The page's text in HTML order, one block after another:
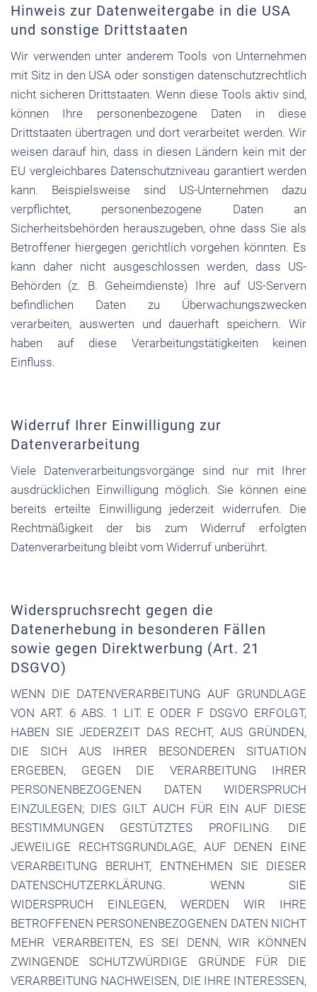
Hinweis zur Datenweitergabe in die USA
und sonstige Drittstaaten
Wir verwenden unter anderem Tools von Unternehmen
mit Sitz in den USA oder sonstigen datenschutzrechtlich
nicht sicheren Drittstaaten. Wenn diese Tools aktiv sind,
können Ihre personenbezogene Daten in diese
Drittstaaten übertragen und dort verarbeitet werden. Wir
weisen darauf hin, dass in diesen Ländern kein mit der
EU vergleichbares Datenschutzniveau garantiert werden
kann. Beispielsweise sind US-Unternehmen dazu
verpflichtet, personenbezogene Daten an
Sicherheitsbehörden herauszugeben, ohne dass Sie als
Betroffener hiergegen gerichtlich vorgehen könnten. Es
kann daher nicht ausgeschlossen werden, dass US-
Behörden (z. B. Geheimdienste) Ihre auf US-Servern
befindlichen Daten zu Überwachungszwecken
verarbeiten, auswerten und dauerhaft speichern. Wir
haben auf diese Verarbeitungstätigkeiten keinen
Einfluss.
Widerruf Ihrer Einwilligung zur
Datenverarbeitung
Viele Datenverarbeitungsvorgänge sind nur mit Ihrer
ausdrücklichen Einwilligung möglich. Sie können eine
bereits erteilte Einwilligung jederzeit widerrufen. Die
Rechtmäßigkeit der bis zum Widerruf erfolgten
Datenverarbeitung bleibt vom Widerruf unberührt.
Widerspruchsrecht gegen die
Datenerhebung in besonderen Fällen
sowie gegen Direktwerbung (Art. 21
DSGVO)
WENN DIE DATENVERARBEITUNG AUF GRUNDLAGE
VON ART. 6 ABS. 1 LIT. E ODER F DSGVO ERFOLGT,
HABEN SIE JEDERZEIT DAS RECHT, AUS GRÜNDEN,
DIE SICH AUS IHRER BESONDEREN SITUATION
ERGEBEN, GEGEN DIE VERARBEITUNG IHRER
PERSONENBEZOGENEN DATEN WIDERSPRUCH
EINZULEGEN; DIES GILT AUCH FÜR EIN AUF DIESE
BESTIMMUNGEN GESTÜTZTES PROFILING. DIE
JEWEILIGE RECHTSGRUNDLAGE, AUF DENEN EINE
VERARBEITUNG BERUHT, ENTNEHMEN SIE DIESER
DATENSCHUTZERKLÄRUNG. WENN SIE
WIDERSPRUCH EINLEGEN, WERDEN WIR IHRE
BETROFFENEN PERSONENBEZOGENEN DATEN NICHT
MEHR VERARBEITEN, ES SEI DENN, WIR KÖNNEN
ZWINGENDE SCHUTZWÜRDIGE GRÜNDE FÜR DIE
VERARBEITUNG NACHWEISEN, DIE IHRE INTERESSEN,